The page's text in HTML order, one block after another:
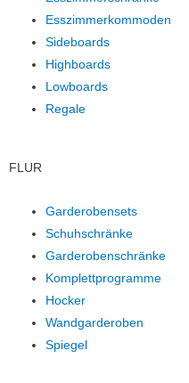
Esszimmerkommoden
Sideboards
Highboards
Lowboards
Regale
FLUR
Garderobensets
Schuhschränke
Garderobenschränke
Komplettprogramme
Hocker
Wandgarderoben
Spiegel